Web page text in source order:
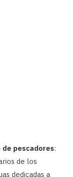
pescadores:
de los
dedicadas a